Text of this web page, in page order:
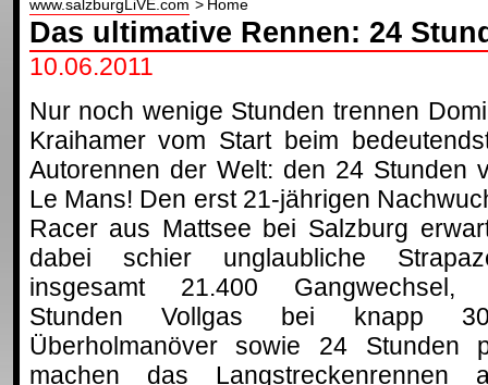
www.salzburgLiVE.com Home
Das ultimative Rennen: 24
10.06.2011
Nur noch wenige Stunden trennen
Kraihamer vom Start beim
Autorennen der Welt: den 24 Stunden
Le Mans! Den erst 21-jährigen
Racer aus Mattsee bei Salzburg
dabei schier unglaubliche
insgesamt 21.400 Gangwechsel,
Stunden Vollgas bei knapp
Überholmanöver sowie 24 Stunden
machen das